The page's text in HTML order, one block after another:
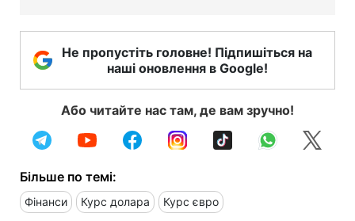
Не пропустіть головне! Підпишіться на
наші оновлення в Google!
Або читайте нас там, де вам зручно!
Більше по темі:
Фінанси Курс долара Курс євро